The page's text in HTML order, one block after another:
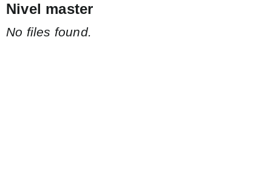
Nivel master
No files found.